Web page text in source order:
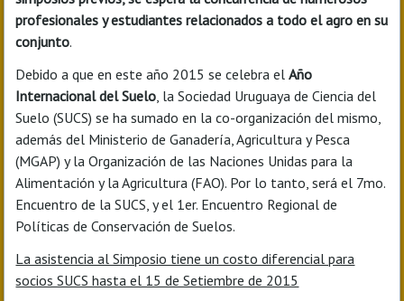
profesionales y estudiantes relacionados a todo el agro en su
conjunto.
Debido a que en este año 2015 se celebra elAño
Internacional del Suelo, la Sociedad Uruguaya de Ciencia del
Suelo (SUCS) se ha sumado en la co-organización del mismo,
además del Ministerio de Ganadería, Agricultura y Pesca
(MGAP) y la Organización de las Naciones Unidas para la
Alimentación y la Agricultura (FAO). Por lo tanto, será el 7mo.
Encuentro de la SUCS, y el 1er. Encuentro Regional de
Políticas de Conservación de Suelos.
La asistencia al Simposio tiene un costo diferencial para
socios SUCS hasta el 15 de Setiembre de 2015